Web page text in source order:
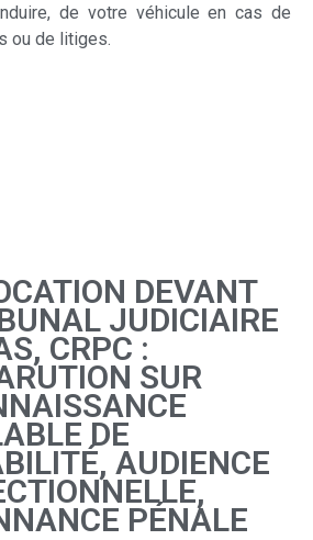
de votre véhicule en cas de
ou de litiges.
DEVANT
JUDICIAIRE
CRPC :
SUR
DE
AUDIENCE
PÉNALE